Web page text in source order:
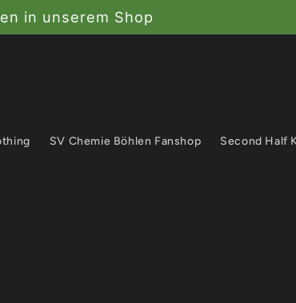
in unserem Shop
SV Chemie Böhlen Fanshop Second Half